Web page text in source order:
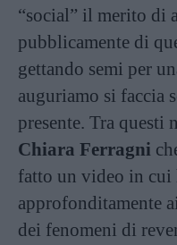
“social” il merito di
pubblicamente di
gettando semi per
auguriamo si faccia
presente. Tra questi
Chiara Ferragni
fatto un video in cui
approfonditamente
dei fenomeni di